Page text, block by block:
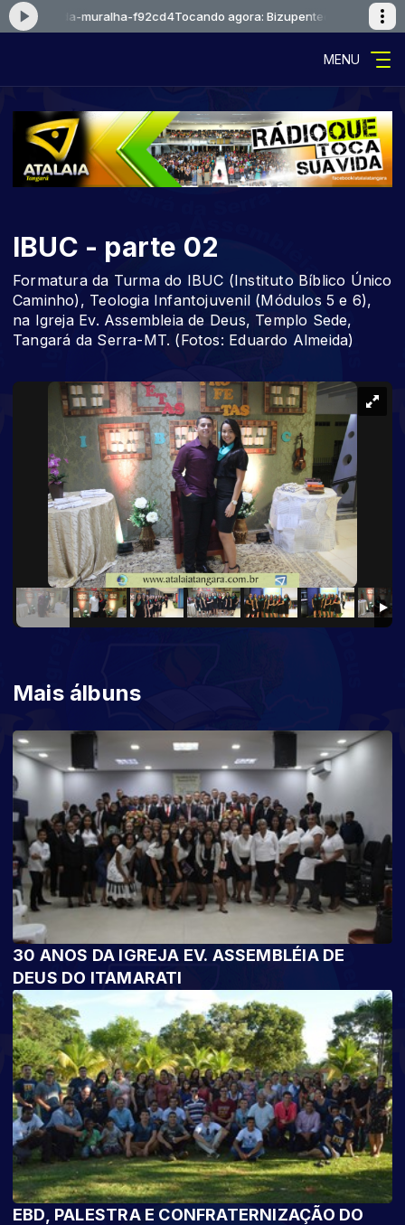
da-muralha-f92cd4Tocando agora: Bizupentecostal-depois-
MENU
IBUC - parte 02
Formatura da Turma do IBUC (Instituto Bíblico Único
Caminho), Teologia Infantojuvenil (Módulos 5 e 6),
na Igreja Ev. Assembleia de Deus, Templo Sede,
Tangará da Serra-MT. (Fotos: Eduardo Almeida)
Mais álbuns
30 ANOS DA IGREJA EV. ASSEMBLÉIA DE
DEUS DO ITAMARATI
EBD, PALESTRA E CONFRATERNIZAÇÃO DO